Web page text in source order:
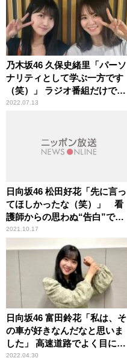
乃木坂46 久保史緒里「パーソ
ナリティとして学ぶ一方です
（笑）」 ラジオ番組だけでな
く各局の設備まで詳しい山崎
2022.07.13
日向坂46 松田好花「先に言っ
てほしかったな（笑）」 看
護師からの思わぬ“告白”で頭
が真っ白になった顛末を明か
2021.10.17
日向坂46 富田鈴花「私は、そ
の車が好きなんだなと思いま
した」 高速道路でよく目につ
く車種を明かす
2022.04.30